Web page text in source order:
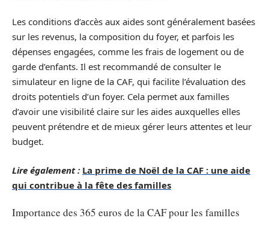
Les conditions d’accès aux aides sont généralement basées
sur les revenus, la composition du foyer, et parfois les
dépenses engagées, comme les frais de logement ou de
garde d’enfants. Il est recommandé de consulter le
simulateur en ligne de la CAF, qui facilite l’évaluation des
droits potentiels d’un foyer. Cela permet aux familles
d’avoir une visibilité claire sur les aides auxquelles elles
peuvent prétendre et de mieux gérer leurs attentes et leur
budget.
Lire également : La prime de Noël de la CAF : une aide
qui contribue à la fête des familles
Importance des 365 euros de la CAF pour les familles